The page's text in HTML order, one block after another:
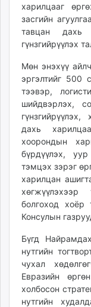
toim.mn
tac.mn
paparazzi.mn
харилцааг
засгийн
тавцан дахь
гүнзгийрүүлэх
Мөн энэхүү
эргэлтийг 500
тээвэр,
шийдвэрлэх,
дахь
хоорондын
бүрдүүлэх,
тэмцэх зэрэг
харилцан
болгоход
Консулын
Бүгд
нутгийн
чухал
Евразийн
холбосон
нутгийн